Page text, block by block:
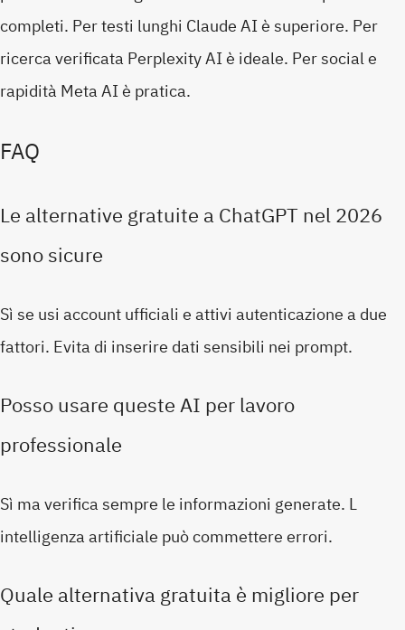
completi. Per testi lunghi Claude AI è superiore. Per
ricerca verificata Perplexity AI è ideale. Per social e
rapidità Meta AI è pratica.
FAQ
Le alternative gratuite a ChatGPT nel 2026
sono sicure
Sì se usi account ufficiali e attivi autenticazione a due
fattori. Evita di inserire dati sensibili nei prompt.
Posso usare queste AI per lavoro
professionale
Sì ma verifica sempre le informazioni generate. L
intelligenza artificiale può commettere errori.
Quale alternativa gratuita è migliore per